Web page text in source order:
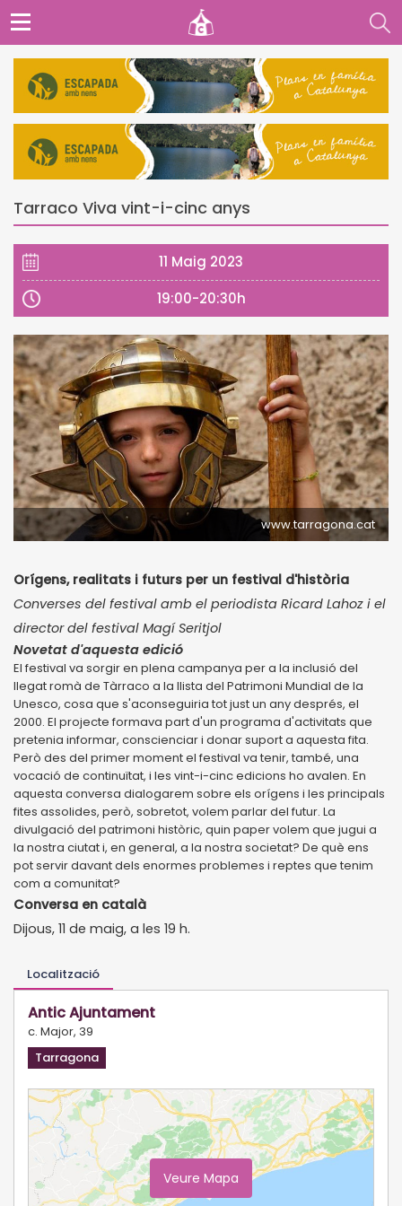
Tarraco Viva vint-i-cinc anys
11 Maig 2023
19:00-20:30h
www.tarragona.cat
Orígens, realitats i futurs per un festival d'història
Converses del festival amb el periodista Ricard Lahoz i el
director del festival Magí Seritjol
Novetat d'aquesta edició
El festival va sorgir en plena campanya per a la inclusió del
llegat romà de Tàrraco a la llista del Patrimoni Mundial de la
Unesco, cosa que s'aconseguiria tot just un any després, el
2000. El projecte formava part d'un programa d'activitats que
pretenia informar, conscienciar i donar suport a aquesta fita.
Però des del primer moment el festival va tenir, també, una
vocació de continuïtat, i les vint-i-cinc edicions ho avalen. En
aquesta conversa dialogarem sobre els orígens i les principals
fites assolides, però, sobretot, volem parlar del futur. La
divulgació del patrimoni històric, quin paper volem que jugui a
la nostra ciutat i, en general, a la nostra societat? De què ens
pot servir davant dels enormes problemes i reptes que tenim
com a comunitat?
Conversa en català
Dijous, 11 de maig, a les 19 h.
Localització
Antic Ajuntament
c. Major, 39
Tarragona
Veure Mapa